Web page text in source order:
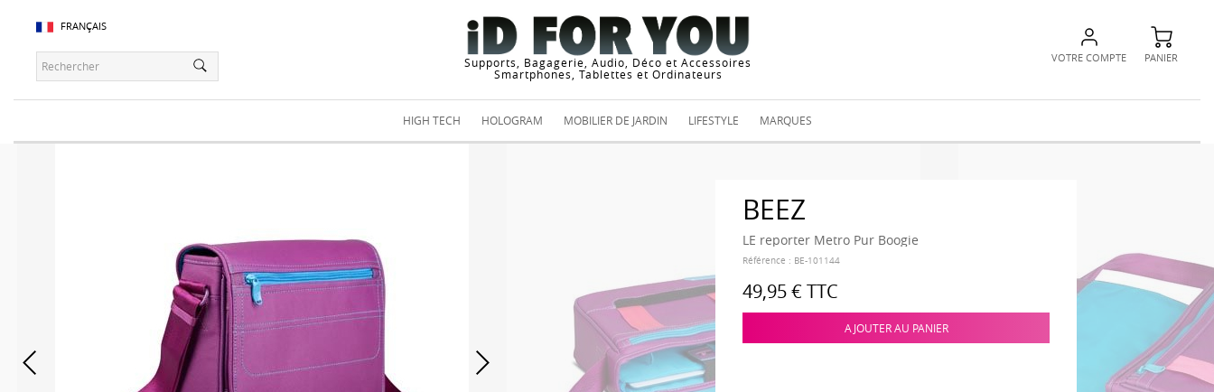
FRANÇAIS
Supports, Bagagerie, Audio, Déco et Accessoires
Smartphones, Tablettes et Ordinateurs
VOTRE COMPTE PANIER
HIGH TECH HOLOGRAM MOBILIER DE JARDIN LIFESTYLE MARQUES
BEEZ
LE reporter Metro Pur Boogie
Référence : BE-101144
49,95 € TTC
AJOUTER AU PANIER